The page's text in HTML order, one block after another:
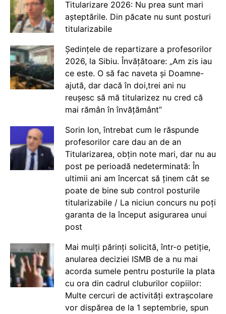
Titularizare 2026: Nu prea sunt mari
așteptările. Din păcate nu sunt posturi
titularizabile
Ședințele de repartizare a profesorilor
2026, la Sibiu. Învățătoare: „Am zis iau
ce este. O să fac naveta și Doamne-
ajută, dar dacă în doi,trei ani nu
reușesc să mă titularizez nu cred că
mai rămân în învățământ”
Sorin Ion, întrebat cum le răspunde
profesorilor care dau an de an
Titularizarea, obțin note mari, dar nu au
post pe perioadă nedeterminată: În
ultimii ani am încercat să ținem cât se
poate de bine sub control posturile
titularizabile / La niciun concurs nu poți
garanta de la început asigurarea unui
post
Mai mulți părinți solicită, într-o petiție,
anularea deciziei ISMB de a nu mai
acorda sumele pentru posturile la plata
cu ora din cadrul cluburilor copiilor:
Multe cercuri de activități extrașcolare
vor dispărea de la 1 septembrie, spun